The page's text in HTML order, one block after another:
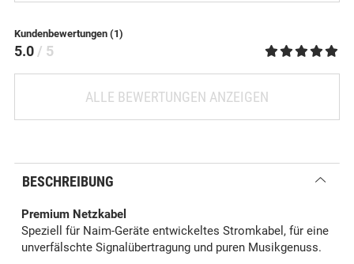
Kundenbewertungen (1)
5.0 / 5
ALLE BEWERTUNGEN ANZEIGEN
BESCHREIBUNG
Premium Netzkabel
Speziell für Naim-Geräte entwickeltes Stromkabel, für eine
unverfälschte Signalübertragung und puren Musikgenuss.